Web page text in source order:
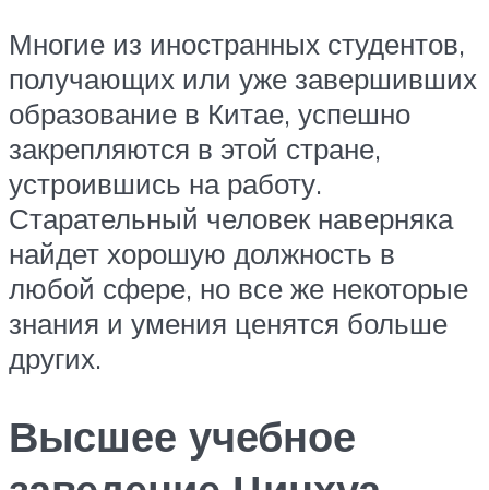
Многие из иностранных студентов,
получающих или уже завершивших
образование в Китае, успешно
закрепляются в этой стране,
устроившись на работу.
Старательный человек наверняка
найдет хорошую должность в
любой сфере, но все же некоторые
знания и умения ценятся больше
других.
Высшее учебное